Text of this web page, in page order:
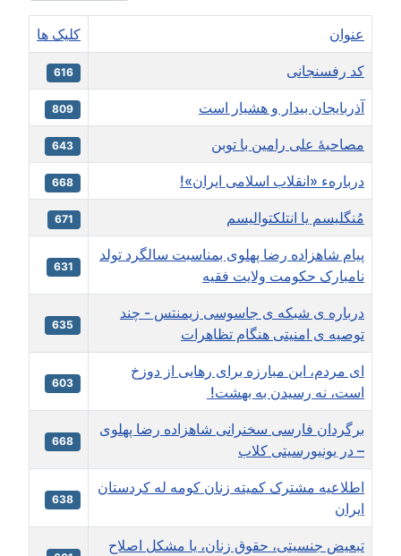
کلیک ها
کد رفسنجانی
آذربایجان بیدار و هشیار است
مصاحبۀ علی رامین با توبن
دربارهء «انقلاب اسلامی ایران»!
مُنگليسم يا انتلکتواليسم
پیام شاهزاده رضا پهلوی بمناسبت سالگرد تولد
نامبارک حکومت ولایت فقیه
درباره ی شبکه ی جاسوسی زیمنتس - چند
توصیه ی امنیتی هنگام تظاهرات
ای مردم، اين مبارزه برای رهايی از دوزخ
است، نه رسيدن به بهشت!
برگردان فارسی سخنرانی شاهزاده رضا پهلوی
– در یونیورسیتی کلاب
اطلاعیه مشترک كميته زنان کومه له کردستان
638
تبعيض جنسيتی، حقوق زنان، يا مشکل اصلاح